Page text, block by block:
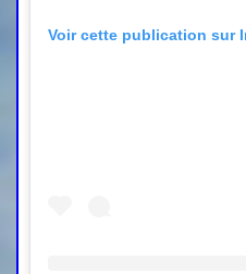
Voir cette publication sur